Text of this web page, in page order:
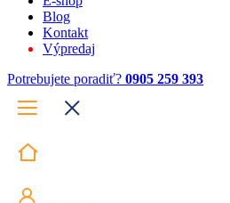
Blog
Kontakt
Výpredaj
Potrebujete poradiť? 0905 259 393